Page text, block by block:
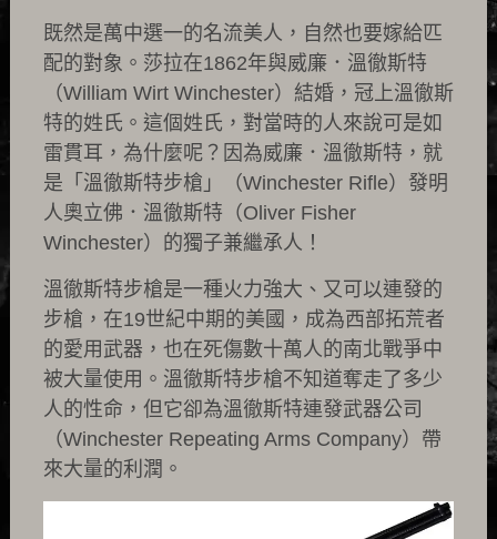
既然是萬中選一的名流美人，自然也要嫁給匹
配的對象。莎拉在1862年與威廉．溫徹斯特
（William Wirt Winchester）結婚，冠上溫徹斯
特的姓氏。這個姓氏，對當時的人來說可是如
雷貫耳，為什麼呢？因為威廉．溫徹斯特，就
是「溫徹斯特步槍」（Winchester Rifle）發明
人奧立佛．溫徹斯特（Oliver Fisher
Winchester）的獨子兼繼承人！
溫徹斯特步槍是一種火力強大、又可以連發的
步槍，在19世紀中期的美國，成為西部拓荒者
的愛用武器，也在死傷數十萬人的南北戰爭中
被大量使用。溫徹斯特步槍不知道奪走了多少
人的性命，但它卻為溫徹斯特連發武器公司
（Winchester Repeating Arms Company）帶
來大量的利潤。